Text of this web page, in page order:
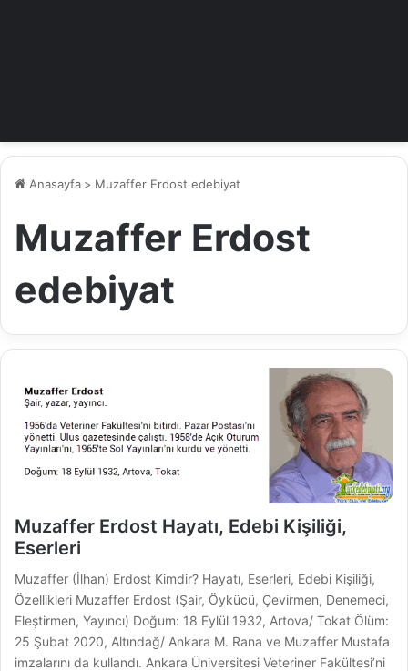
Anasayfa > Muzaffer Erdost edebiyat
Muzaffer Erdost
edebiyat
Muzaffer Erdost Hayatı, Edebi Kişiliği,
Eserleri
Muzaffer (İlhan) Erdost Kimdir? Hayatı, Eserleri, Edebi Kişiliği,
Özellikleri Muzaffer Erdost (Şair, Öykücü, Çevirmen, Denemeci,
Eleştirmen, Yayıncı) Doğum: 18 Eylül 1932, Artova/ Tokat Ölüm:
25 Şubat 2020, Altındağ/ Ankara M. Rana ve Muzaffer Mustafa
imzalarını da kullandı. Ankara Üniversitesi Veteriner Fakültesi’ni